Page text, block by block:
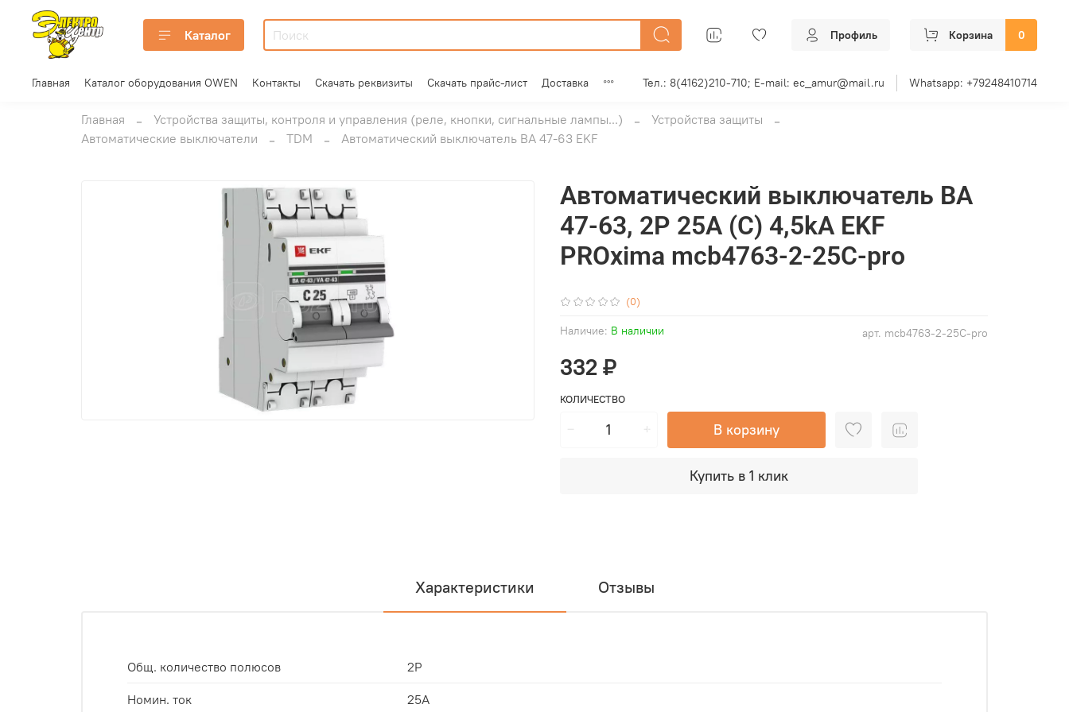
Каталог Профиль Корзина 0
Главная Каталог оборудования OWEN Контакты Скачать реквизиты Скачать прайс-лист Доставка Тел.: 8(4162)210-710; E-mail: ec_amur@mail.ru Whatsapp: +79248410714
Главная Устройства защиты, контроля и управления (реле, кнопки, сигнальные лампы...)
Устройства защиты
Автоматические выключатели
TDM Автоматический выключатель ВА 47-63 EKF
(0)
арт. mcb4763-2-25C-pro
Наличие: В наличии
Автоматический выключатель ВА
47-63, 2P 25А (C) 4,5kA EKF
PROxima mcb4763-2-25C-pro
332 ₽
КОЛИЧЕСТВО
В корзину
Купить в 1 клик
Характеристики Отзывы
Общ. количество полюсов 2P
Номин. ток 25А